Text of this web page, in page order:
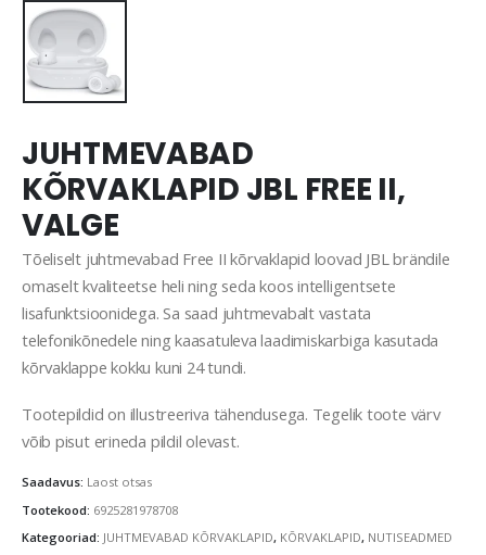
JUHTMEVABAD
KÕRVAKLAPID JBL FREE II,
VALGE
Tõeliselt juhtmevabad Free II kõrvaklapid loovad JBL brändile
omaselt kvaliteetse heli ning seda koos intelligentsete
lisafunktsioonidega. Sa saad juhtmevabalt vastata
telefonikõnedele ning kaasatuleva laadimiskarbiga kasutada
kõrvaklappe kokku kuni 24 tundi.
Tootepildid on illustreeriva tähendusega. Tegelik toote värv
võib pisut erineda pildil olevast.
Saadavus: Laost otsas
Tootekood: 6925281978708
Kategooriad: JUHTMEVABAD KÕRVAKLAPID, KÕRVAKLAPID, NUTISEADMED